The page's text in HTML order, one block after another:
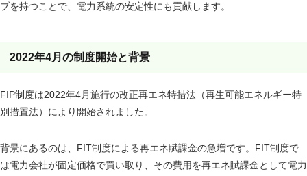
ブを持つことで、電力系統の安定性にも貢献します。
2022年4月の制度開始と背景
FIP制度は2022年4月施行の改正再エネ特措法（再生可能エネルギー特
別措置法）により開始されました。
背景にあるのは、FIT制度による再エネ賦課金の急増です。FIT制度で
は電力会社が固定価格で買い取り、その費用を再エネ賦課金として電力